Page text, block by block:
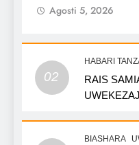
Agosti 5, 2026
02
HABARI
RAIS
BIASHARA